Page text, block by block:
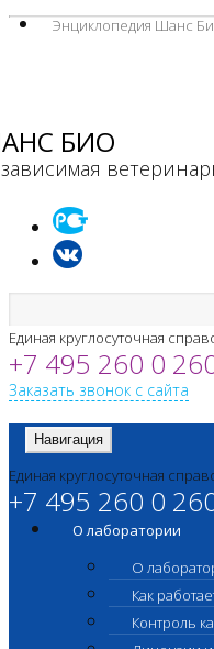
Энциклопедия Шанс
БИО
Единая круглосуточная
+7 495 260 0
Заказать звонок с сайта
Навигация
Единая круглосуточная
+7 495 260 0
О лаборатории
О
Как
Контроль